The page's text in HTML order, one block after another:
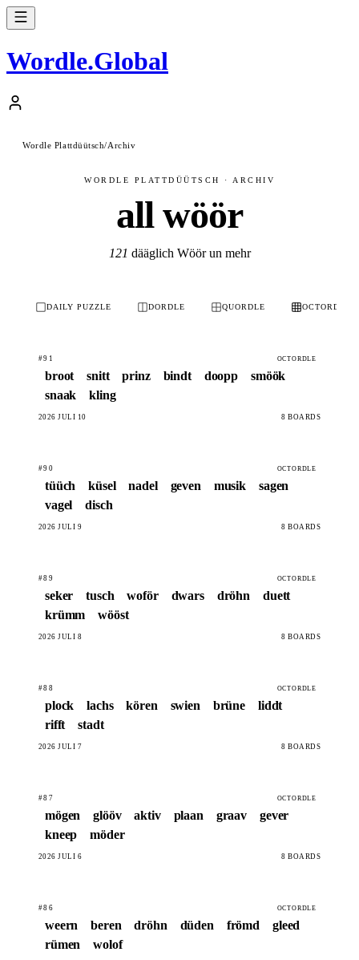
Wordle.Global
Wordle Plattdüütsch/Archiv
WORDLE PLATTDÜÜTSCH · ARCHIV
all wöör
121 dääglich Wöör un mehr
DAILY PUZZLE DORDLE QUORDLE OCTORDLE
#91 OCTORDLE
broot snitt prinz bindt doopp
smöök
snaak
kling
2026 JULI 10 8 BOARDS
#90 OCTORDLE
tüüch küsel nadel geven musik
sagen
vagel
disch
2026 JULI 9 8 BOARDS
#89 OCTORDLE
seker tusch woför dwars dröhn
duett
krümm
wööst
2026 JULI 8 8 BOARDS
#88 OCTORDLE
plock lachs kören swien brüne
liddt
rifft
stadt
2026 JULI 7 8 BOARDS
#87 OCTORDLE
mögen glööv aktiv plaan graav
gever
kneep
möder
2026 JULI 6 8 BOARDS
#86 OCTORDLE
weern beren dröhn düden frömd
gleed
rümen
wolof